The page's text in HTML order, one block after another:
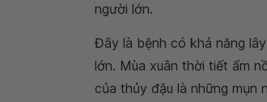
người lớn.
Đây là bệnh có khả năng
lớn. Mùa xuân thời tiết ẩm
của thủy đậu là những mụn